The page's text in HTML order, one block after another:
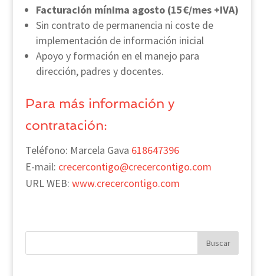
Facturación mínima agosto (15€/mes +IVA)
Sin contrato de permanencia ni coste de
implementación de información inicial
Apoyo y formación en el manejo para
dirección, padres y docentes.
Para más información y
contratación:
Teléfono: Marcela Gava 618647396
E-mail: crecercontigo@crecercontigo.com
URL WEB: www.crecercontigo.com